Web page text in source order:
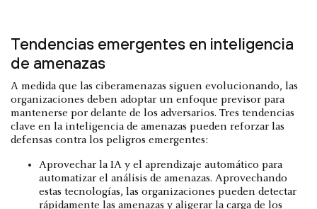
Tendencias emergentes en inteligencia
de amenazas
A medida que las ciberamenazas siguen evolucionando, las
organizaciones deben adoptar un enfoque previsor para
mantenerse por delante de los adversarios. Tres tendencias
clave en la inteligencia de amenazas pueden reforzar las
defensas contra los peligros emergentes:
Aprovechar la IA y el aprendizaje automático para
automatizar el análisis de amenazas. Aprovechando
estas tecnologías, las organizaciones pueden detectar
rápidamente las amenazas y aligerar la carga de los